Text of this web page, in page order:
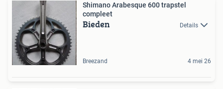
Shimano Arabesque 600 trapstel
compleet
Bieden Details
Breezand 4 mei 26